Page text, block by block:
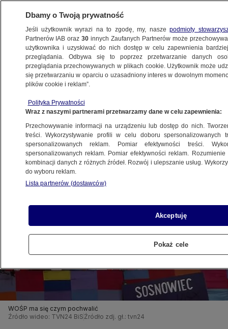
POLSKA
W sztabach wielkie liczenie
16.01.2017, 00:25
Udostępnij
WOŚP ma się czym pochwalić
Źródło wideo: TVN24 BiS Źródło zdj. gł.: tvn24
Dbamy o Twoją prywatność
Jeśli użytkownik wyrazi na to zgodę, my, naszepodmioty
Partnerów IAB oraz30 innych Zaufanych Partnerów może
użytkownika i uzyskiwać do nich dostęp w celu zapewnienia
przeglądania. Odbywa się to poprzez przetwarzanie danych
przeglądania przechowywanych w plikach cookie. Użytkownik może
się przetwarzaniu w oparciu o uzasadniony interes w dowolnym
plików cookie i reklam”.
Polityka Prywatności
Wraz z naszymi partnerami przetwarzamy dane w celu zapewnienia:
Przechowywanie informacji na urządzeniu lub dostęp do nich.
treści. Wykorzystywanie profili w celu doboru spersonalizowanych
spersonalizowanych reklam. Pomiar efektywności treści.
spersonalizowanych reklam. Pomiar efektywności reklam.
kombinacji danych z różnych źródeł. Rozwój i ulepszanie usług.
do wyboru reklam.
Lista partnerów (dostawców)
Akceptuję
Pokaż cele